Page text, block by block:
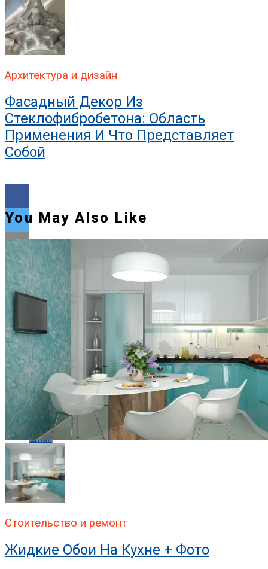
Архитектура и дизайн
Фасадный Декор Из
Стеклофибробетона: Область
Применения И Что Представляет
Собой
Flipboard
Reddit
Pinterest
Whatsapp
Whatsapp
Email
You May Also Like
Стоительство и ремонт
Жидкие Обои На Кухне + Фото